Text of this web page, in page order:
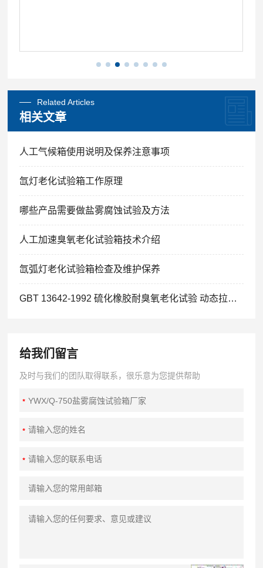
Related Articles
相关文章
人工气候箱使用说明及保养注意事项
氙灯老化试验箱工作原理
哪些产品需要做盐雾腐蚀试验及方法
人工加速臭氧老化试验箱技术介绍
氙弧灯老化试验箱检查及维护保养
GBT 13642-1992 硫化橡胶耐臭氧老化试验 动态拉伸试验法
给我们留言
及时与我们的团队取得联系，很乐意为您提供帮助